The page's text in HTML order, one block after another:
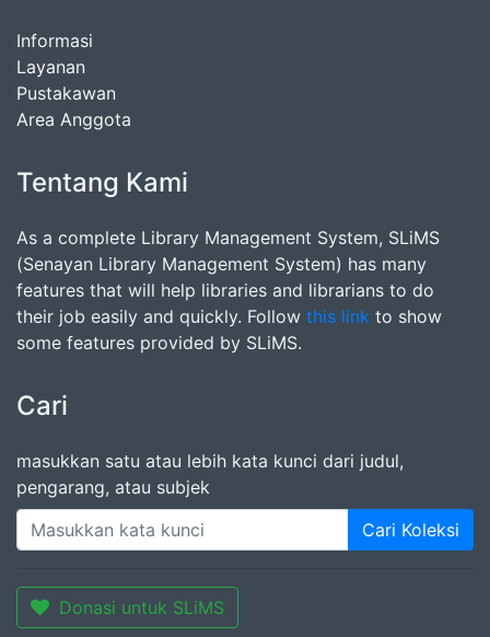
Informasi
Layanan
Pustakawan
Area Anggota
Tentang Kami
As a complete Library Management System, SLiMS
(Senayan Library Management System) has many
features that will help libraries and librarians to do
their job easily and quickly. Follow this link to show
some features provided by SLiMS.
Cari
masukkan satu atau lebih kata kunci dari judul,
pengarang, atau subjek
Cari Koleksi
Donasi untuk SLiMS